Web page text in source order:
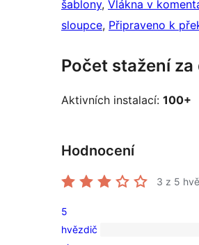
šablony, Vlákna v
sloupce, Připraveno k
Počet stažení za
Aktivních instalací: 100+
Hodnocení
3 z 5
1
5
hvězdič